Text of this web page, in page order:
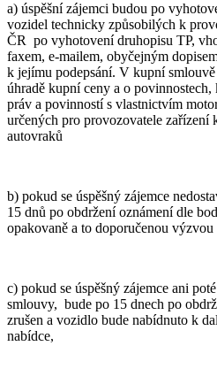
a) úspěšní zájemci budou po
vozidel technicky způsobilých k
ČR po vyhotovení druhopisu TP,
faxem, e-mailem, obyčejným
k jejímu podepsání. V kupní
úhradě kupní ceny a o
práv a povinností s vlastnictvím
určených pro provozovatele zařízení
autovraků
b) pokud se úspěšný zájemce
15 dnů po obdržení oznámení dle
opakovaně a to doporučenou
c) pokud se úspěšný zájemce ani
smlouvy, bude po 15 dnech po
zrušen a vozidlo bude nabídnuto k
nabídce,